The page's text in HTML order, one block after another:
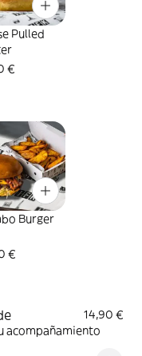
Pulled
€
Burger
€
14,90 €
acompañamiento